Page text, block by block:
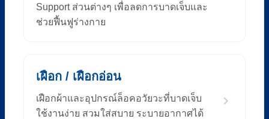
Support ส่วนต่างๆ เพื่อลดการบาดเจ็บและ
ช่วยฟื้นฟูร่างกาย
เฝือก / เฝือกอ่อน
เฝือกผ้าและอุปกรณ์ล็อคอวัยวะที่บาดเจ็บ
ใช้งานง่าย สวมใส่สบาย ระบายอากาศได้